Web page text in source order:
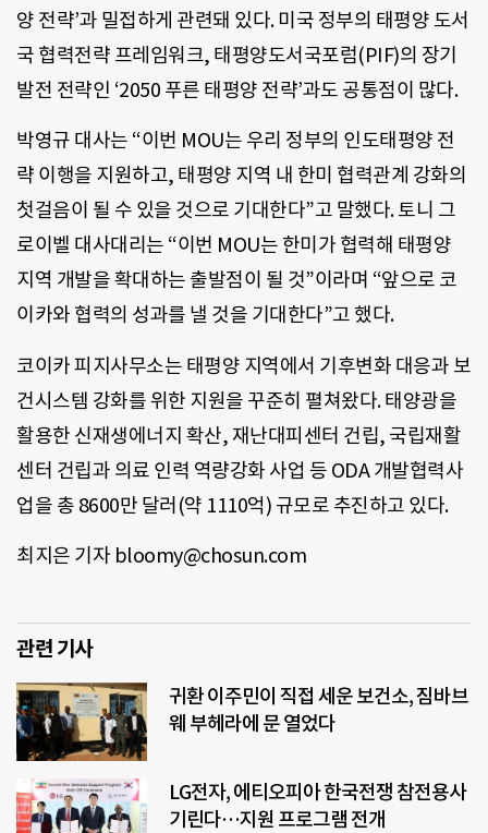
양 전략’과 밀접하게 관련돼 있다. 미국 정부의 태평양 도서
국 협력전략 프레임워크, 태평양도서국포럼(PIF)의 장기
발전 전략인 ‘2050 푸른 태평양 전략’과도 공통점이 많다.
박영규 대사는 “이번 MOU는 우리 정부의 인도태평양 전
략 이행을 지원하고, 태평양 지역 내 한미 협력관계 강화의
첫걸음이 될 수 있을 것으로 기대한다”고 말했다. 토니 그
로이벨 대사대리는 “이번 MOU는 한미가 협력해 태평양
지역 개발을 확대하는 출발점이 될 것”이라며 “앞으로 코
이카와 협력의 성과를 낼 것을 기대한다”고 했다.
코이카 피지사무소는 태평양 지역에서 기후변화 대응과 보
건시스템 강화를 위한 지원을 꾸준히 펼쳐왔다. 태양광을
활용한 신재생에너지 확산, 재난대피센터 건립, 국립재활
센터 건립과 의료 인력 역량강화 사업 등 ODA 개발협력사
업을 총 8600만 달러(약 1110억) 규모로 추진하고 있다.
최지은 기자 bloomy@chosun.com
관련 기사
귀환 이주민이 직접 세운 보건소, 짐바브
웨 부헤라에 문 열었다
LG전자, 에티오피아 한국전쟁 참전용사
기린다…지원 프로그램 전개